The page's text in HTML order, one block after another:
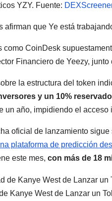
YZY. Fuente:
afirman que Ye está
como CoinDesk
Financiero de Yeezy,
la estructura del token
y un 10%
un año, impidiendo el acceso
oficial de lanzamiento
plataforma de predicción
este mes, con más de 18
Kanye West de Lanzar un